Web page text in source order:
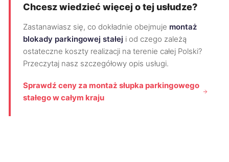
Chcesz wiedzieć więcej o tej usłudze?
Zastanawiasz się, co dokładnie obejmuje montaż
blokady parkingowej stałej i od czego zależą
ostateczne koszty realizacji na terenie całej Polski?
Przeczytaj nasz szczegółowy opis usługi.
Sprawdź ceny za montaż słupka parkingowego
stałego w całym kraju